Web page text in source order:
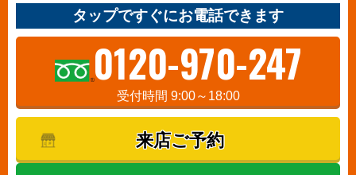
タップですぐにお電話できます
0120-970-247
受付時間 9:00～18:00
来店ご予約